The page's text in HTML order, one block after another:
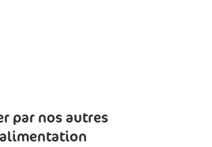
par nos autres